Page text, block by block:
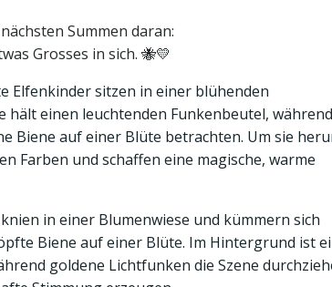
Summen daran:
Grosses in sich. 🐝💛